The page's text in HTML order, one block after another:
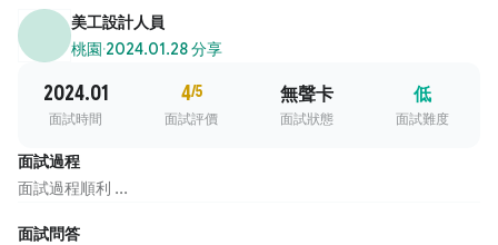
美工設計人員
桃園·2024.01.28 分享
2024.01
面試時間
4/5
面試評價
無聲卡
面試狀態
低
面試難度
面試過程
面試過程順利 ...
面試問答